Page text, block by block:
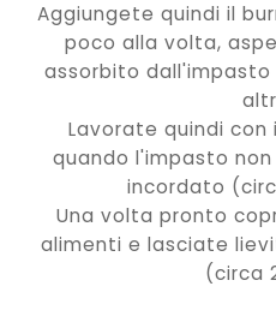
Aggiungete quindi il
poco alla volta,
assorbito dall'impasto
Lavorate quindi
quando l'impasto
incordato
Una volta pronto
alimenti e lasciate
(circa